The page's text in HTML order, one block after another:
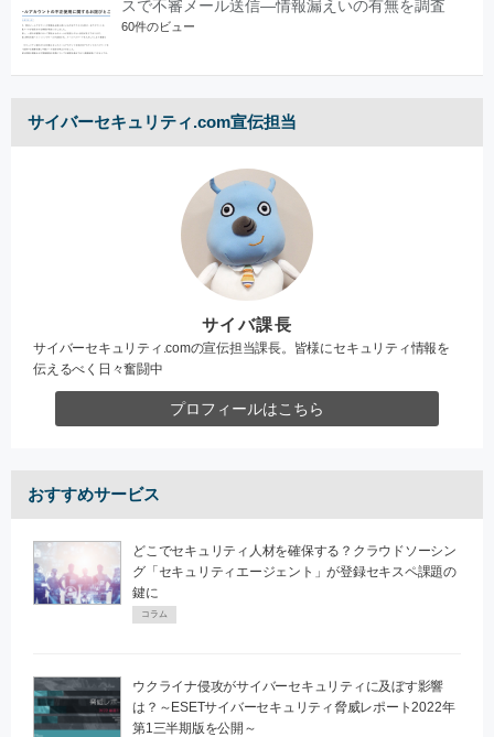
スで不審メール送信―情報漏えいの有無を調査
60件のビュー
サイバーセキュリティ.com宣伝担当
サイバ課長
サイバーセキュリティ.comの宣伝担当課長。皆様にセキュリティ情報を
伝えるべく日々奮闘中
プロフィールはこちら
おすすめサービス
どこでセキュリティ人材を確保する？クラウドソーシン
グ「セキュリティエージェント」が登録セキスペ課題の
鍵に
コラム
ウクライナ侵攻がサイバーセキュリティに及ぼす影響
は？～ESETサイバーセキュリティ脅威レポート2022年
第1三半期版を公開～